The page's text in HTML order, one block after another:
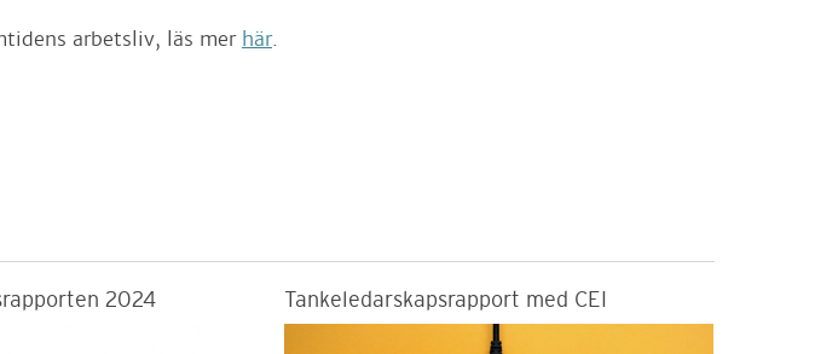
arbetsliv, läs mer här.
2024 Tankeledarskapsrapport med CEI